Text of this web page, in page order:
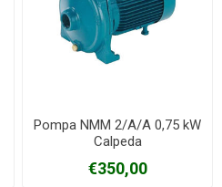
Pompa NMM 2/A/A 0,75 kW
Calpeda
€350,00